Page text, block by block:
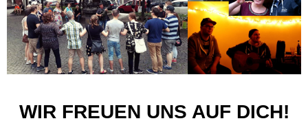
WIR FREUEN UNS AUF DICH!